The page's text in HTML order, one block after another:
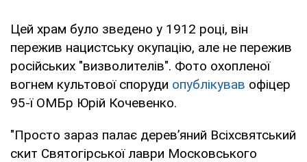
Цей храм було зведено у 1912 році, він
пережив нацистську окупацію, але не пережив
російських "визволителів". Фото охопленої
вогнем культової споруди опублікував офіцер
95-ї ОМБр Юрій Кочевенко.
"Просто зараз палає дерев’яний Всіхсвятський
скит Святогірської лаври Московського